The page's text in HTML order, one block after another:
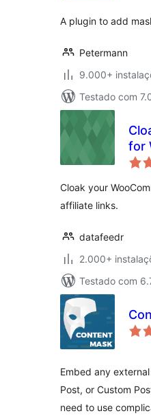
A plugin to add
Petermann
9.000+
Testado com
for
Cloak your
affiliate links.
datafeedr
2.000+
Testado com
Embed any
Post, or Custom
need to use